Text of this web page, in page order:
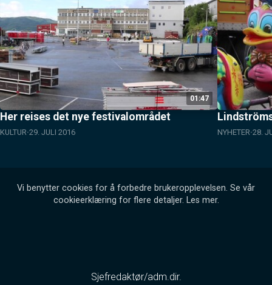
01:47
Her reises det nye festivalområdet
KULTUR 29. JULI 2016 NYHETER 28.
Vi benytter cookies for å forbedre brukeropplevelsen. Se vår
cookieerklæring for flere detaljer. Les mer.
Sjefredaktør/adm.dir.